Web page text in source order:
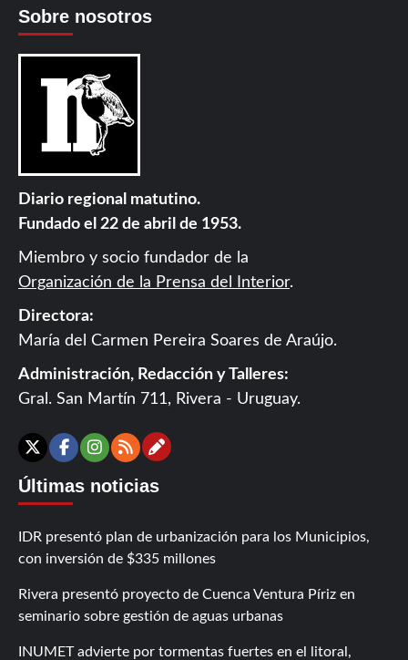
Sobre nosotros
Diario regional matutino.
Fundado el 22 de abril de 1953.
Miembro y socio fundador de la
Organización de la Prensa del Interior.
Directora:
María del Carmen Pereira Soares de Araújo.
Administración, Redacción y Talleres:
Gral. San Martín 711, Rivera - Uruguay.
X Facebook
Instagram
RSSContáctanos
Últimas noticias
IDR presentó plan de urbanización para los Municipios,
con inversión de $335 millones
Rivera presentó proyecto de Cuenca Ventura Píriz en
seminario sobre gestión de aguas urbanas
INUMET advierte por tormentas fuertes en el litoral,